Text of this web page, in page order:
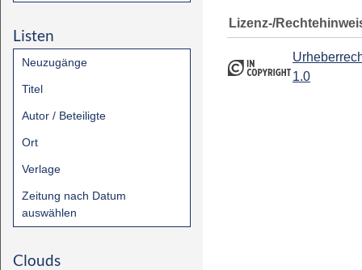
Listen
Neuzugänge
Titel
Autor / Beteiligte
Ort
Verlage
Zeitung nach Datum
auswählen
Clouds
Lizenz-/
1.0